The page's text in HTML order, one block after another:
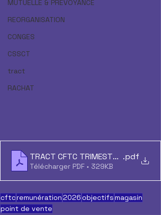
MUTUELLE & PREVOYANCE
REORGANISATION
CONGES
CSSCT
tract
RACHAT
TRACT CFTC TRIMESTRIELLE MARS
.pdf
Télécharger PDF • 329KB
cftcremunération2026objectifsmagasin
point de vente